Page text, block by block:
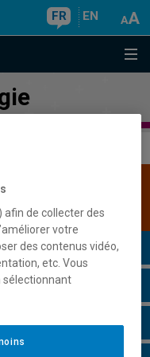
FR EN
ce programme est
la consulter
afin de collecter des
votre
des contenus vidéo,
etc. Vous
sélectionnant